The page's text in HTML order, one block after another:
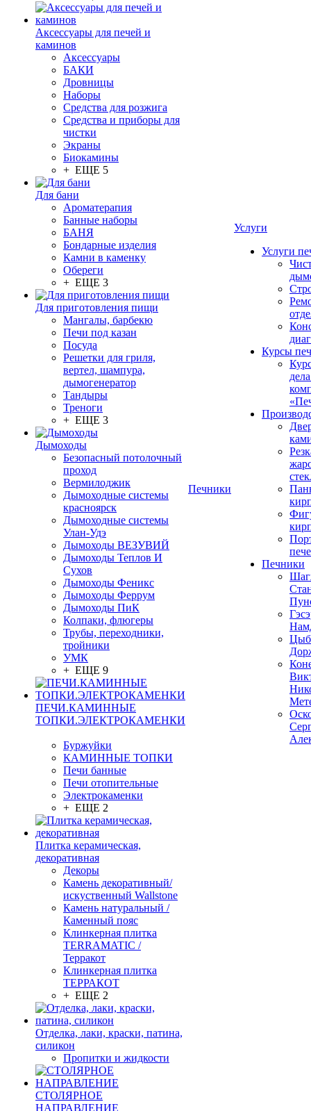
Аксессуары для печей и
каминов
Аксессуары
БАКИ
Дровницы
Наборы
Средства для розжига
Средства и приборы для
чистки
Экраны
Биокамины
+ ЕЩЕ 5
Для бани
Ароматерапия
Банные наборы
БАНЯ
Бондарные изделия
Камни в каменку
Обереги
+ ЕЩЕ 3
Для приготовления пищи
Мангалы, барбекю
Печи под казан
Посуда
Решетки для гриля,
вертел, шампура,
дымогенератор
Тандыры
Треноги
+ ЕЩЕ 3
Дымоходы
Безопасный потолочный
проход
Вермилоджик
Дымоходные системы
красноярск
Дымоходные системы
Улан-Удэ
Дымоходы ВЕЗУВИЙ
Дымоходы Теплов И
Сухов
Дымоходы Феникс
Дымоходы Феррум
Дымоходы ПиК
Колпаки, флюгеры
Трубы, переходники,
тройники
УМК
+ ЕЩЕ 9
ПЕЧИ.КАМИННЫЕ
ТОПКИ.ЭЛЕКТРОКАМЕНКИ
Буржуйки
КАМИННЫЕ ТОПКИ
Печи банные
Печи отопительные
Электрокаменки
+ ЕЩЕ 2
Плитка керамическая,
декоративная
Декоры
Камень декоративный/
искуственный Wallstone
Камень натуральный /
Каменный пояс
Клинкерная плитка
TERRAMATIC /
Терракот
Клинкерная плитка
ТЕРРАКОТ
+ ЕЩЕ 2
Отделка, лаки, краски, патина,
силикон
Пропитки и жидкости
СТОЛЯРНОЕ
НАПРАВЛЕНИЕ
Печники
Услуги
Услуги
Курсы
Печники